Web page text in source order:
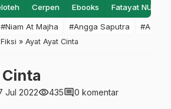
Cerpen Ebooks Fatayat NU
#Niam At Majha #Angga Saputra #Admin
Fiksi » Ayat Ayat Cinta
Jul 2022visibility435comment0 komentar